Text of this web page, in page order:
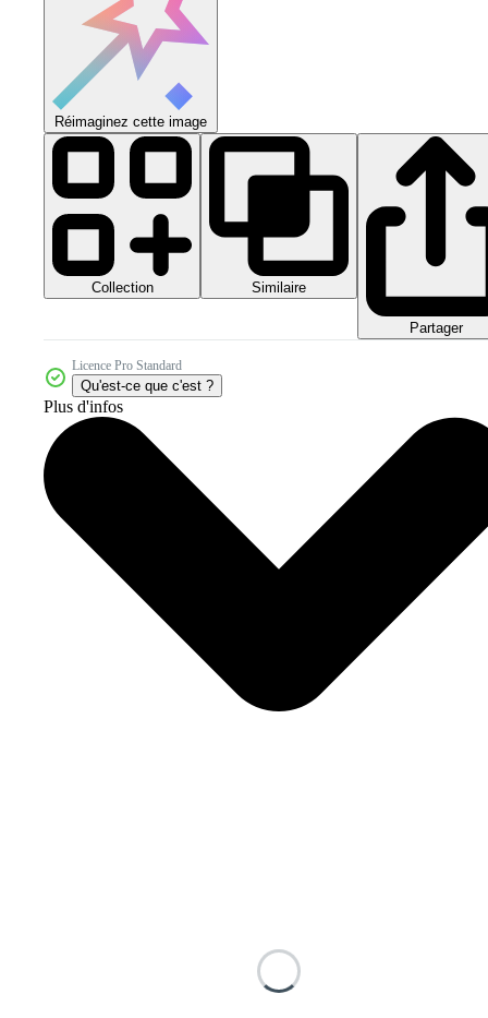
Réimaginez cette image
Collection Similaire
Partager
Licence Pro Standard
Qu'est-ce que c'est ?
Plus d'infos